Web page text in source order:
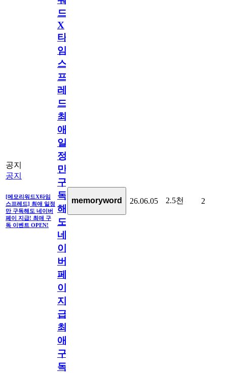
공지
공지
[메모리워드X타임
스프레드] 최애 일정
만 구독해도 네이버
페이 지급! 최애 구
독 이벤트 OPEN!
드
X
타
임
스
프
레
드]
최
애
일
정
만
구
독
해
도
네
이
버
페
이
지
급!
최
애
구
독
memoryword 26.06.05 2.5천 2